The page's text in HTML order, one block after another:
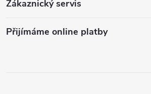
Zákaznický servis
Přijímáme online platby